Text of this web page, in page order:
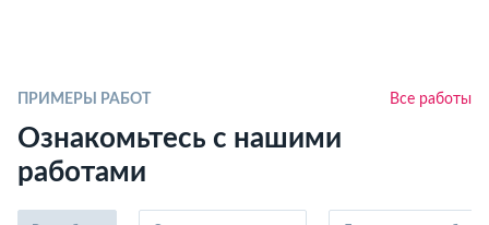
ПРИМЕРЫ РАБОТ Все работы
Ознакомьтесь с нашими
работами